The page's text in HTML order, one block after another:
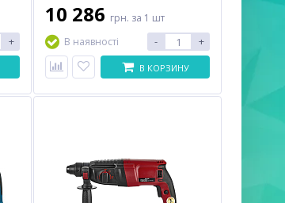
+
10 286 грн. за 1 шт
В наявності
- +
В КОРЗИНУ